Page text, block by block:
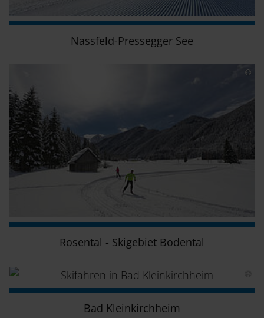
Nassfeld-Pressegger See
Rosental - Skigebiet Bodental
Bad Kleinkirchheim